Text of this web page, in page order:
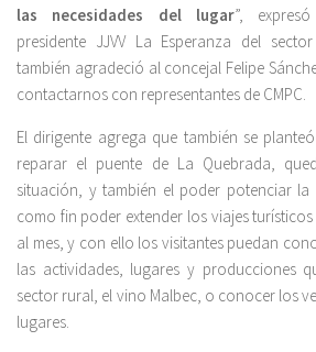
las necesidades del lugar”,
presidente JJVV La Esperanza del
también agradeció al concejal Felipe
contactarnos con representantes de CMPC.
El dirigente agrega que también se
reparar el puente de La Quebrada,
situación, y también el poder potenciar la
como fin poder extender los viajes
al mes, y con ello los visitantes puedan
las actividades, lugares y producciones
sector rural, el vino Malbec, o conocer los
lugares.